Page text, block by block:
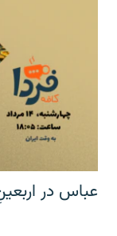
عباس در